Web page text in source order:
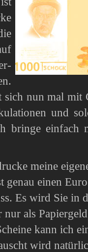
sich nun mal
und
bringe einfach
meine
genau einen
Es wird Sie in
nur als
kann ich
wird